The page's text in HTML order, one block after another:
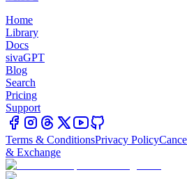
Home
Library
Docs
sivaGPT
Blog
Search
Pricing
Support
Terms & ConditionsPrivacy Policy
& Exchange